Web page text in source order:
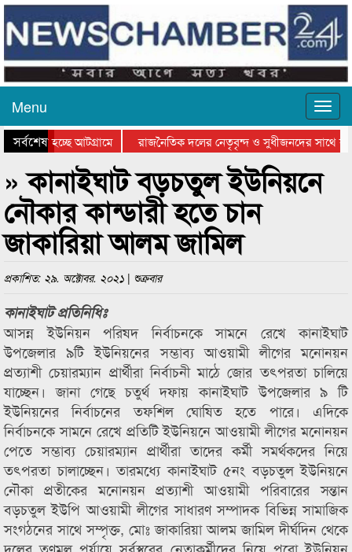
Menu
সর্বশেষহচ্ছে আটগ্রামে
রাজনৈতিক দলের নেতৃবৃন্দ ও সুধীজনদের সাথে
পুরস্কার বিতরণ সম্পন্ন
সিলেটে বাংলাদেশ গ্রুপ থিয়েটার ফেডারেশানের
» কানাইঘাট বড়চতুল ইউনিয়নে
নৌকার কান্ডারী হতে চান
জাকারিয়া আলম জামিল
প্রকাশিত: ২৯. অক্টোবর. ২০২১ | শুক্রবার
কানাইঘাট প্রতিনিধিঃ
আসন্ন ইউনিয়ন পরিষদ নির্বাচনকে সামনে রেখে কানাইঘাট
উপজেলার ৯টি ইউনিয়নের সম্ভাব্য আওয়ামী লীগের মনোনয়ন
প্রত্যাশী চেয়ারম্যান প্রার্থীরা নির্বাচনী মাঠে জোর তৎপরতা চালিয়ে
যাচ্ছেন। জানা গেছে চতুর্থ দফায় কানাইঘাট উপজেলার ৯ টি
ইউনিয়নের নির্বাচনের তফশিল ঘোষিত হতে পারে। এদিকে
নির্বাচনকে সামনে রেখে প্রতিটি ইউনিয়নে আওয়ামী লীগের মনোনয়ন
পেতে সম্ভাব্য চেয়ারম্যান প্রার্থীরা তাদের কর্মী সমর্থকদের নিয়ে
তৎপরতা চালাচ্ছেন। তারমধ্যে কানাইঘাট ৫নং বড়চতুল ইউনিয়নে
নৌকা প্রতীকের মনোনয়ন প্রত্যাশী আওয়ামী পরিবারের সন্তান
বড়চতুল ইউপি আওয়ামী লীগের সাধারণ সম্পাদক বিভিন্ন সামাজিক
সংগঠনের সাথে সম্পৃক্ত, মোঃ জাকারিয়া আলম জামিল দীর্ঘদিন থেকে